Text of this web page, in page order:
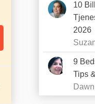
10
2026
9
Tips